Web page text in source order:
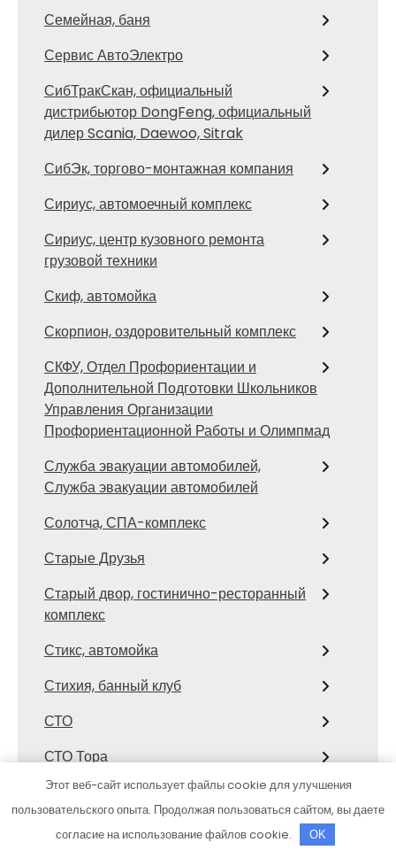
Семейная, баня
Сервис АвтоЭлектро
СибТракСкан, официальный
дистрибьютор DongFeng, официальный
дилер Scania, Daewoo, Sitrak
СибЭк, торгово-монтажная компания
Сириус, автомоечный комплекс
Сириус, центр кузовного ремонта
грузовой техники
Скиф, автомойка
Скорпион, оздоровительный комплекс
СКФУ, Отдел Профориентации и
Дополнительной Подготовки Школьников
Управления Организации
Профориентационной Работы и Олимпмад
Служба эвакуации автомобилей,
Служба эвакуации автомобилей
Солотча, СПА-комплекс
Старые Друзья
Старый двор, гостинично-ресторанный
комплекс
Стикс, автомойка
Стихия, банный клуб
СТО
СТО Тора
Столярка 22, производственно-
торговая компания
Этот веб-сайт использует файлы cookie для улучшения
пользовательского опыта. Продолжая пользоваться сайтом, вы даете
согласие на использование файлов cookie.
OK